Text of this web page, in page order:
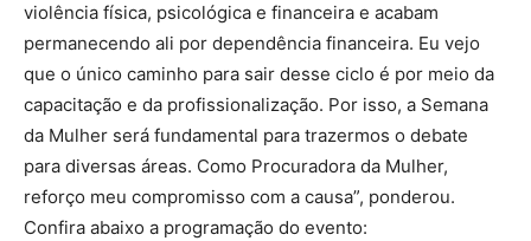
violência física, psicológica e financeira e acabam
permanecendo ali por dependência financeira. Eu vejo
que o único caminho para sair desse ciclo é por meio da
capacitação e da profissionalização. Por isso, a Semana
da Mulher será fundamental para trazermos o debate
para diversas áreas. Como Procuradora da Mulher,
reforço meu compromisso com a causa”, ponderou.
Confira abaixo a programação do evento: